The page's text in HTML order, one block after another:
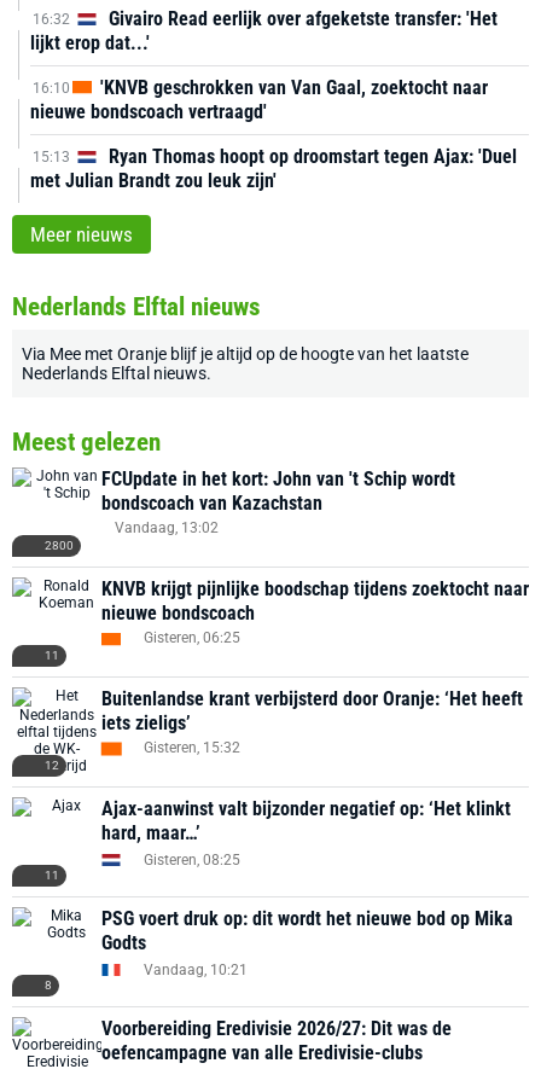
16:32
Givairo Read eerlijk over afgeketste transfer: 'Het
lijkt erop dat...'
16:10
'KNVB geschrokken van Van Gaal, zoektocht naar
nieuwe bondscoach vertraagd'
15:13
Ryan Thomas hoopt op droomstart tegen Ajax: 'Duel
met Julian Brandt zou leuk zijn'
Meer nieuws
Nederlands Elftal nieuws
Via Mee met Oranje blijf je altijd op de hoogte van het laatste
Nederlands Elftal nieuws.
Meest gelezen
2800
FCUpdate in het kort: John van 't Schip wordt
bondscoach van Kazachstan
Vandaag, 13:02
11
KNVB krijgt pijnlijke boodschap tijdens zoektocht naar
nieuwe bondscoach
Gisteren, 06:25
12
Buitenlandse krant verbijsterd door Oranje: ‘Het heeft
iets zieligs’
Gisteren, 15:32
11
Ajax-aanwinst valt bijzonder negatief op: ‘Het klinkt
hard, maar…’
Gisteren, 08:25
8
PSG voert druk op: dit wordt het nieuwe bod op Mika
Godts
Vandaag, 10:21
Voorbereiding Eredivisie 2026/27: Dit was de
oefencampagne van alle Eredivisie-clubs